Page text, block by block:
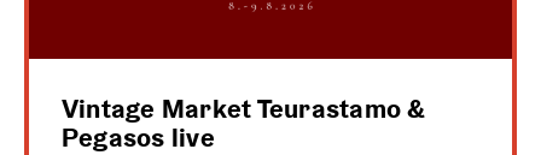
Vintage Market Teurastamo &
Pegasos live